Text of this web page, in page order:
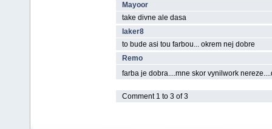
Mayoor
take divne ale dasa
laker8
to bude asi tou farbou... okrem nej dobre
Remo
farba je dobra....mne skor vynilwork
Comment 1 to 3 of 3